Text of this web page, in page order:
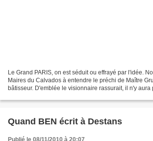
Le Grand PARIS, on est séduit ou effrayé par l'idée.
Maires du Calvados à entendre le préchi de Maître
bâtisseur. D'emblée le visionnaire rassurait, il n'y aura
Quand BEN écrit à Destans
Publié le 08/11/2010 à 20:07